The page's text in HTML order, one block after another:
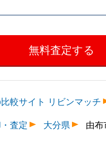
較サイト リビンマッチ
査定
大分県 由布